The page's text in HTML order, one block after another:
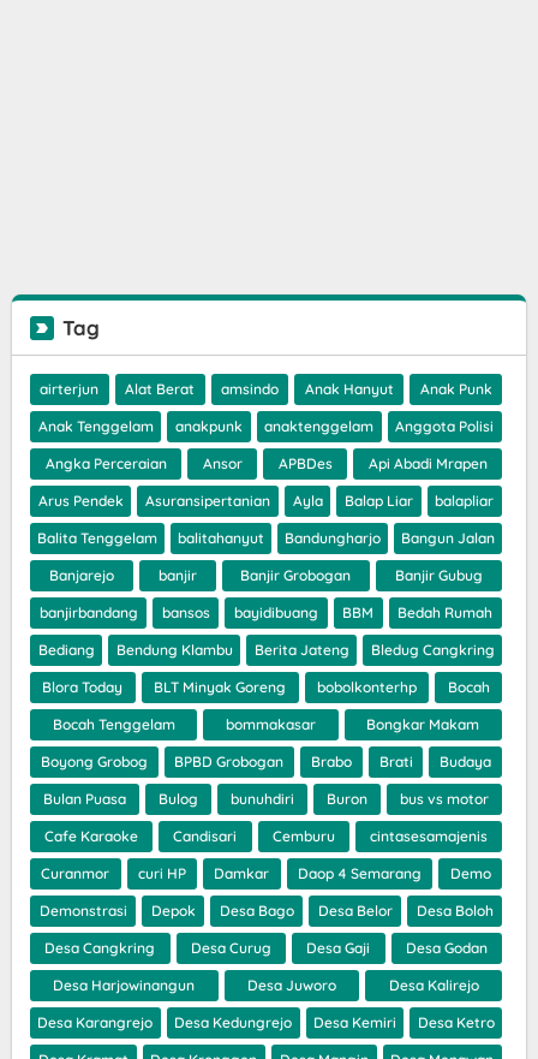
Tag
airterjun Alat Berat amsindo Anak Hanyut Anak Punk
Anak Tenggelam anakpunk anaktenggelam Anggota Polisi
Angka Perceraian Ansor APBDes Api Abadi Mrapen
Arus Pendek Asuransipertanian Ayla Balap Liar balapliar
Balita Tenggelam balitahanyut Bandungharjo Bangun Jalan
Banjarejo banjir Banjir Grobogan Banjir Gubug
banjirbandang bansos bayidibuang BBM Bedah Rumah
Bediang Bendung Klambu Berita Jateng Bledug Cangkring
Blora Today BLT Minyak Goreng bobolkonterhp Bocah
Bocah Tenggelam bommakasar Bongkar Makam
Boyong Grobog BPBD Grobogan Brabo Brati Budaya
Bulan Puasa Bulog bunuhdiri Buron bus vs motor
Cafe Karaoke Candisari Cemburu cintasesamajenis
Curanmor curi HP Damkar Daop 4 Semarang Demo
Demonstrasi Depok Desa Bago Desa Belor Desa Boloh
Desa Cangkring Desa Curug Desa Gaji Desa Godan
Desa Harjowinangun Desa Juworo Desa Kalirejo
Desa Karangrejo Desa Kedungrejo Desa Kemiri Desa Ketro